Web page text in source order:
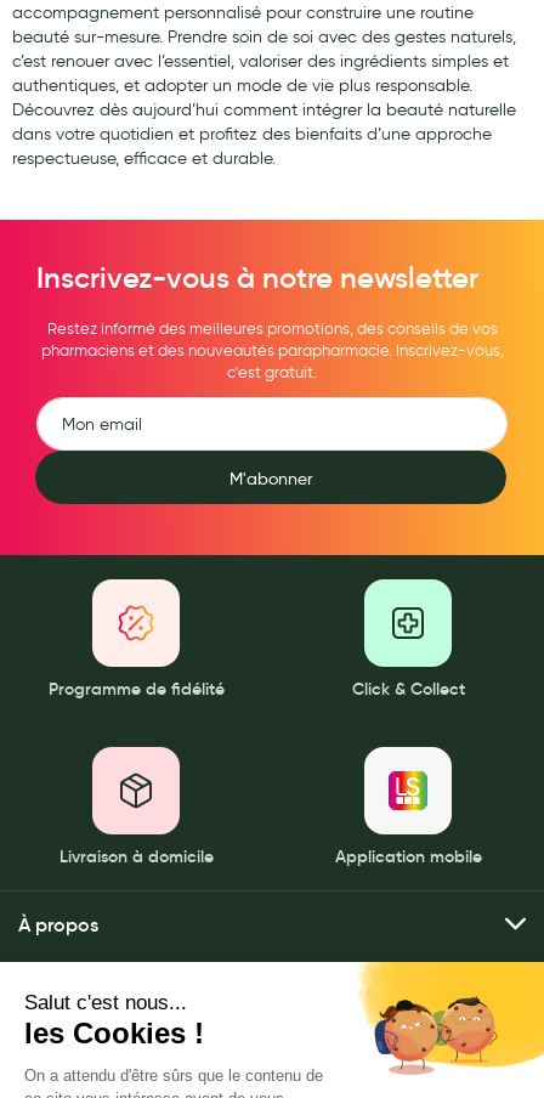
accompagnement personnalisé pour construire une routine
beauté sur-mesure. Prendre soin de soi avec des gestes naturels,
c’est renouer avec l’essentiel, valoriser des ingrédients simples et
authentiques, et adopter un mode de vie plus responsable.
Découvrez dès aujourd’hui comment intégrer la beauté naturelle
dans votre quotidien et profitez des bienfaits d’une approche
respectueuse, efficace et durable.
Inscrivez-vous à notre newsletter
Restez informé des meilleures promotions, des conseils de vos
pharmaciens et des nouveautés parapharmacie. Inscrivez-vous,
c'est gratuit.
M'abonner
Programme de fidélité Click & Collect
Livraison à domicile Application mobile
À propos
Qui sommes-nous ?
Nos pharmacies
Mentions légales
Politique de gestion des données personnelles
Mes services
Envoyer mes ordonnances
Commander mes produits